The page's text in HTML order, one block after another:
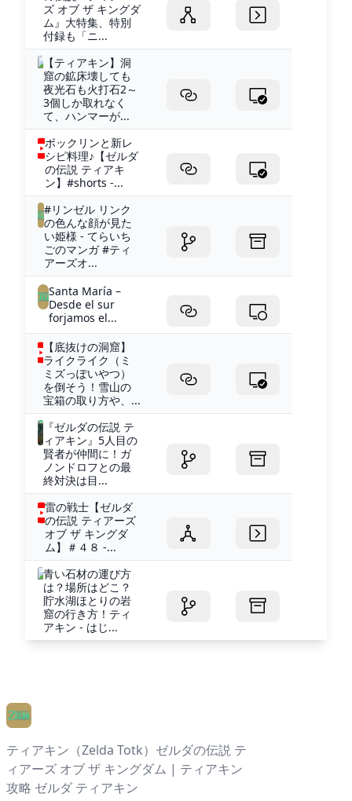
ズ オブ ザ キングダ
ム』大特集、特別
付録も「ニ...
【ティアキン】洞
窟の鉱床壊しても
夜光石も火打石2～
3個しか取れなく
て、ハンマーが...
ボックリンと新レ
シピ料理♪【ゼルダ
の伝説 ティアキ
ン】#shorts -...
#リンゼル リンク
の色んな顔が見た
い姫様 - てらいち
ごのマンガ #ティ
アーズオ...
Santa María –
Desde el sur
forjamos el...
【底抜けの洞窟】
ライクライク（ミ
ミズっぽいやつ）
を倒そう！雪山の
宝箱の取り方や、...
『ゼルダの伝説 テ
ィアキン』5人目の
賢者が仲間に！ガ
ノンドロフとの最
終対決は目...
雷の戦士【ゼルダ
の伝説 ティアーズ
オブ ザ キングダ
ム】＃４８ -...
青い石材の運び方
は？場所はどこ？
貯水湖ほとりの岩
窟の行き方！ティ
アキン - はじ...
ティアキン（Zelda Totk）ゼルダの伝説 テ
ィアーズ オブ ザ キングダム | ティアキン
攻略 ゼルダ ティアキン